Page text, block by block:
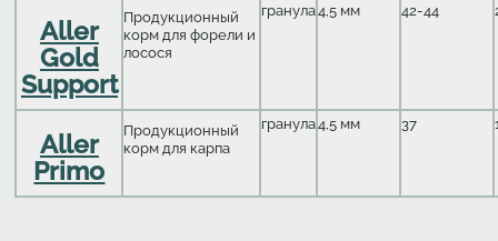
Aller
Gold
Support
Продукционный
корм для форели и
лосося
гранула4,5 мм 42-44
Aller
Primo
Продукционный
корм для карпа
гранула4,5 мм 37